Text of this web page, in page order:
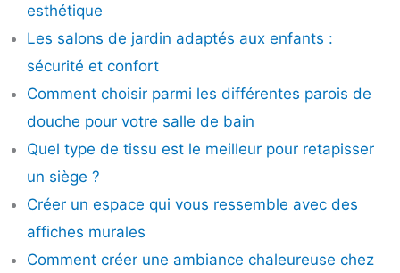
esthétique
Les salons de jardin adaptés aux enfants :
sécurité et confort
Comment choisir parmi les différentes parois de
douche pour votre salle de bain
Quel type de tissu est le meilleur pour retapisser
un siège ?
Créer un espace qui vous ressemble avec des
affiches murales
Comment créer une ambiance chaleureuse chez